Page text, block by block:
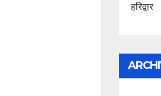
हरिद्वार